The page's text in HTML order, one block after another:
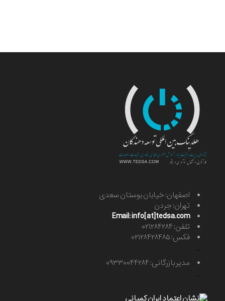
اصفهان: خیابان بوستان سعدی
تهران: جردن
Email: info[at]tedsa.com
تلفن: ۰۲۱۲۸۴۲۸۴
فکس: ۰۲۱۲۸۴۲۸۴۸۵
مدیر بازرگانی: ۰۹۳۳۰۰۴۴۲۸۴